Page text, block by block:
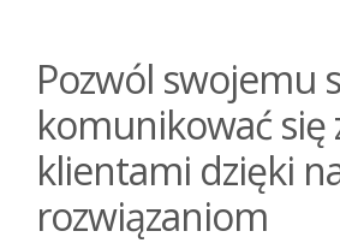
Pozwól swojemu
komunikować się
klientami dzięki
rozwiązaniom